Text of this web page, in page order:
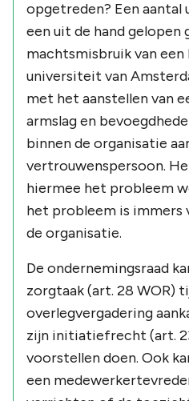
opgetreden? Een
een uit de hand gelopen
machtsmisbruik van een
universiteit van
met het aanstellen van
armslag en
binnen de organisatie
vertrouwenspersoon.
hiermee het probleem
het probleem is immers
de organisatie.
De ondernemingsraad
zorgtaak (art. 28 WOR)
overlegvergadering
zijn initiatiefrecht (art.
voorstellen doen. Ook
een